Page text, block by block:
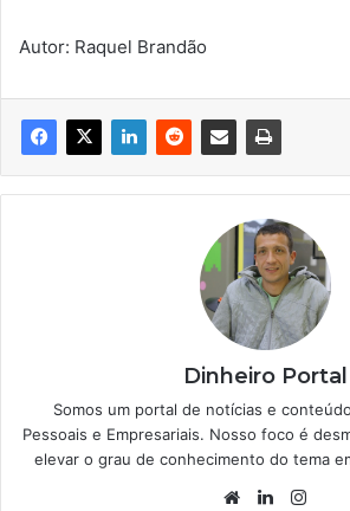
Autor: Raquel Brandão
Dinheiro Portal
Somos um portal de notícias e
Pessoais e Empresariais. Nosso foco é
elevar o grau de conhecimento do tema
WebsiteLinkedin